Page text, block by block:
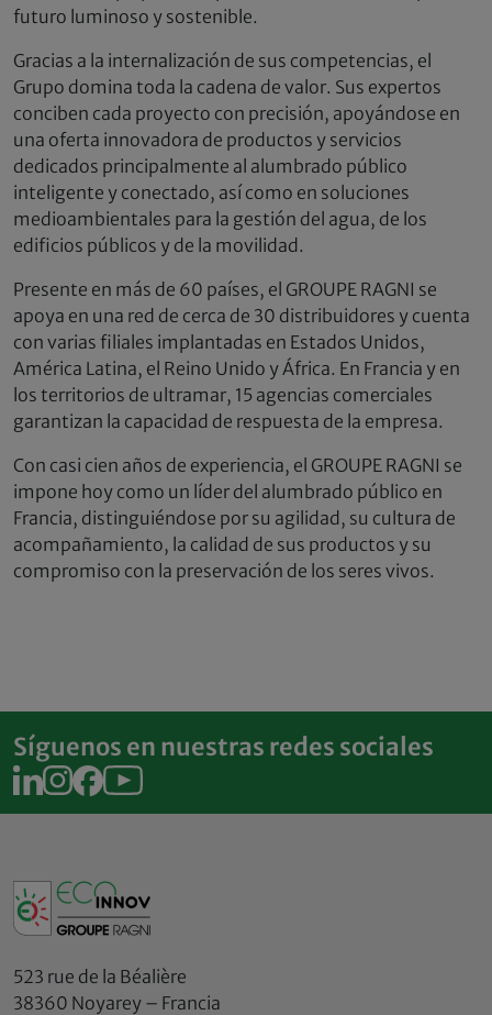
futuro luminoso y sostenible.
Gracias a la internalización de sus competencias, el
Grupo domina toda la cadena de valor. Sus expertos
conciben cada proyecto con precisión, apoyándose en
una oferta innovadora de productos y servicios
dedicados principalmente al alumbrado público
inteligente y conectado, así como en soluciones
medioambientales para la gestión del agua, de los
edificios públicos y de la movilidad.
Presente en más de 60 países, el GROUPE RAGNI se
apoya en una red de cerca de 30 distribuidores y cuenta
con varias filiales implantadas en Estados Unidos,
América Latina, el Reino Unido y África. En Francia y en
los territorios de ultramar, 15 agencias comerciales
garantizan la capacidad de respuesta de la empresa.
Con casi cien años de experiencia, el GROUPE RAGNI se
impone hoy como un líder del alumbrado público en
Francia, distinguiéndose por su agilidad, su cultura de
acompañamiento, la calidad de sus productos y su
compromiso con la preservación de los seres vivos.
Síguenos en nuestras redes sociales
523 rue de la Béalière
38360 Noyarey – Francia